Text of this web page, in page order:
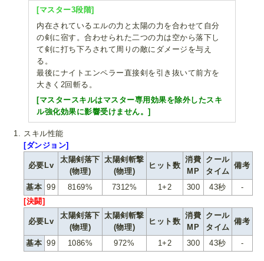
[マスター3段階]
内在されているエルの力と太陽の力を合わせて自分
の剣に宿す。合わせられた二つの力は空から落下し
て剣に打ち下ろされて周りの敵にダメージを与え
る。
最後にナイトエンペラー直接剣を引き抜いて前方を
大きく2回斬る。
[マスタースキルはマスター専用効果を除外したスキ
ル強化効果に影響受けません。]
スキル性能
[ダンジョン]
必要Lv
太陽剣落下
(物理)
太陽剣斬撃
(物理)
ヒット数
消費
MP
クール
タイム
備考
基本 99 8169% 7312% 1+2 300 43秒
-
[決闘]
必要Lv
太陽剣落下
(物理)
太陽剣斬撃
(物理)
ヒット数
消費
MP
クール
タイム
備考
基本 99 1086% 972% 1+2 300 43秒 -